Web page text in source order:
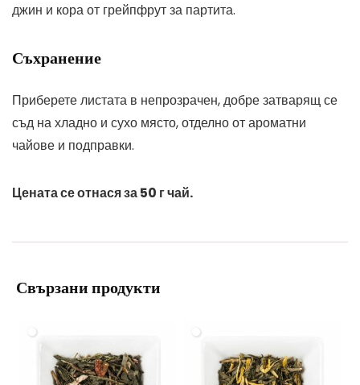
джин и кора от грейпфрут за партита.
Съхранение
Приберете листата в непрозрачен, добре затварящ се
съд на хладно и сухо място, отделно от ароматни
чайове и подправки.
Цената се отнася за 50 г чай.
Свързани продукти